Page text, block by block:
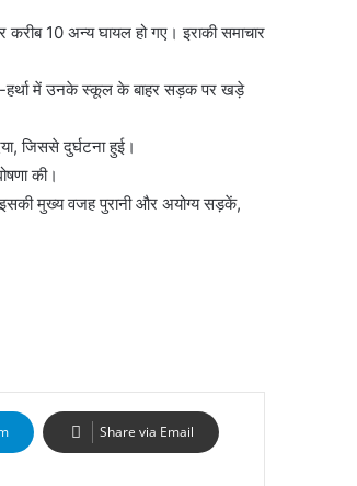
करीब 10 अन्य घायल हो गए। इराकी समाचार
हर्था में उनके स्कूल के बाहर सड़क पर खड़े
जिससे दुर्घटना हुई।
की।
मुख्य वजह पुरानी और अयोग्य सड़कें,
Share via Email